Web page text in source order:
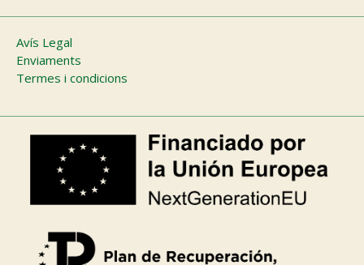
Footer
menu
Avís Legal
Enviaments
Termes i condicions